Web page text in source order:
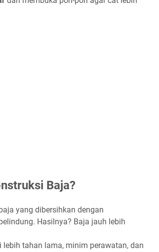
Baja?
yang dibersihkan dengan
Hasilnya? Baja jauh lebih
lebih tahan lama, minim perawatan, dan